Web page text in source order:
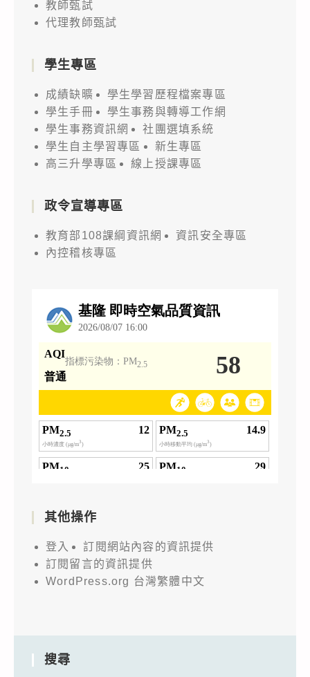
教師甄試
代理教師甄試
學生專區
成績缺曠
學生學習歷程檔案專區
學生手冊
學生事務與轉導工作網
學生事務資訊網
社團選填系統
學生自主學習專區
新生專區
高三升學專區
線上授課專區
政令宣導專區
教育部108課綱資訊網
資訊安全專區
內控稽核專區
其他操作
登入
訂閱網站內容的資訊提供
訂閱留言的資訊提供
WordPress.org 台灣繁體中文
搜尋